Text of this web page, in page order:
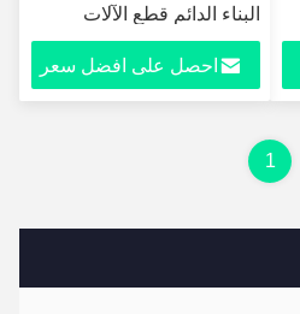
البناء الدائم قطع الآلات
الثقيلة
احصل على افضل سعر
1